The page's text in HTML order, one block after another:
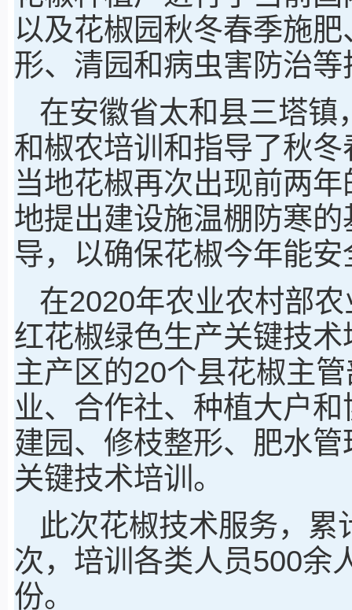
以及花椒园秋冬春季施
形、清园和病虫害防治
在安徽省太和县三塔镇
和椒农培训和指导了秋
当地花椒再次出现前两
地提出建设施温棚防寒
导，以确保花椒今年能安
在2020年农业农村部
红花椒绿色生产关键技
主产区的20个县花椒主
业、合作社、种植大户
建园、修枝整形、肥水
关键技术培训。
此次花椒技术服务，
次，培训各类人员500余
份。